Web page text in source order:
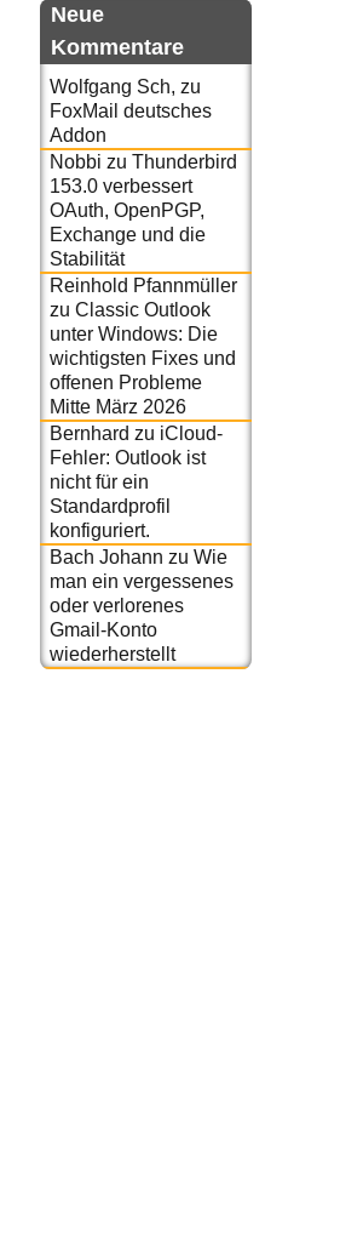
Neue
Kommentare
Wolfgang Sch, zu
FoxMail deutsches
Addon
Nobbi zu Thunderbird
153.0 verbessert
OAuth, OpenPGP,
Exchange und die
Stabilität
Reinhold Pfannmüller
zu Classic Outlook
unter Windows: Die
wichtigsten Fixes und
offenen Probleme
Mitte März 2026
Bernhard zu iCloud-
Fehler: Outlook ist
nicht für ein
Standardprofil
konfiguriert.
Bach Johann zu Wie
man ein vergessenes
oder verlorenes
Gmail-Konto
wiederherstellt